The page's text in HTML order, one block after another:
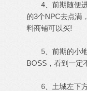
4、前期随便进
的3个NPC去点满
料商铺可以买!
5、前期的小地
BOSS，看到一定
6、土城左下方